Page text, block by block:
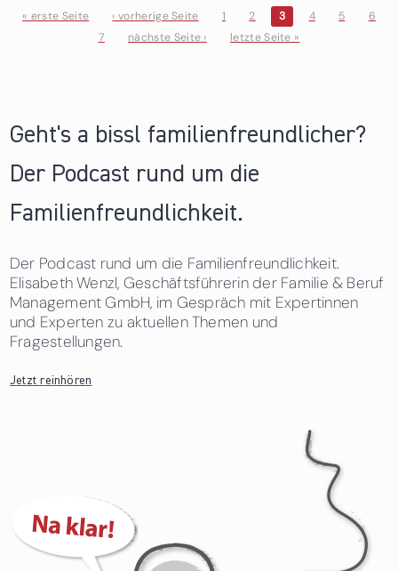
« erste Seite ‹ vorherige Seite 1 2 3 4 5
6
7
nächste Seite › letzte Seite »
Geht's a bissl familienfreundlicher?
Der Podcast rund um die
Familienfreundlichkeit.
Der Podcast rund um die Familienfreundlichkeit.
Elisabeth Wenzl, Geschäftsführerin der Familie & Beruf
Management GmbH, im Gespräch mit Expertinnen
und Experten zu aktuellen Themen und
Fragestellungen.
Jetzt reinhören